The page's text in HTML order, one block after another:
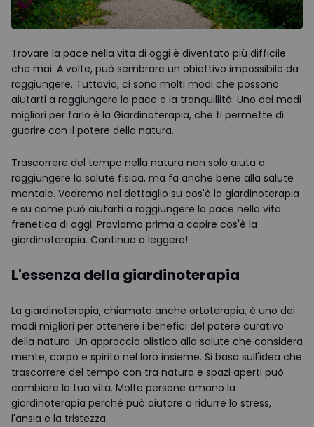
Trovare la pace nella vita di oggi è diventato più difficile
che mai. A volte, può sembrare un obiettivo impossibile da
raggiungere. Tuttavia, ci sono molti modi che possono
aiutarti a raggiungere la pace e la tranquillità. Uno dei modi
migliori per farlo è la Giardinoterapia, che ti permette di
guarire con il potere della natura.
Trascorrere del tempo nella natura non solo aiuta a
raggiungere la salute fisica, ma fa anche bene alla salute
mentale. Vedremo nel dettaglio su cos'è la giardinoterapia
e su come può aiutarti a raggiungere la pace nella vita
frenetica di oggi. Proviamo prima a capire cos'è la
giardinoterapia. Continua a leggere!
L'essenza della giardinoterapia
La giardinoterapia, chiamata anche ortoterapia, è uno dei
modi migliori per ottenere i benefici del potere curativo
della natura. Un approccio olistico alla salute che considera
mente, corpo e spirito nel loro insieme. Si basa sull'idea che
trascorrere del tempo con tra natura e spazi aperti può
cambiare la tua vita. Molte persone amano la
giardinoterapia perché può aiutare a ridurre lo stress,
l'ansia e la tristezza.